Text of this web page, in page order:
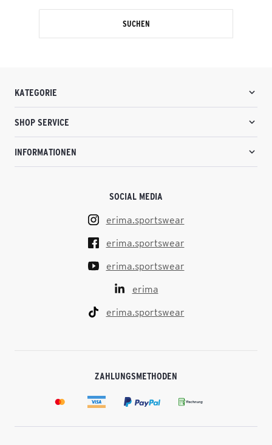
SUCHEN
KATEGORIE
SHOP SERVICE
INFORMATIONEN
SOCIAL MEDIA
erima.sportswear
erima.sportswear
erima.sportswear
erima
erima.sportswear
ZAHLUNGSMETHODEN